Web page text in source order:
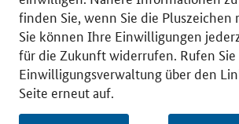
© 2026 Bundesministerium für
RSS
Benutzerhinweise
Impressum
Barrierefreiheit
Einwilligungsverwaltung
finden Sie, wenn Sie die Pluszeichen
Sie können Ihre Einwilligungen
für die Zukunft widerrufen. Rufen Sie
Einwilligungsverwaltung über den
Seite erneut auf.